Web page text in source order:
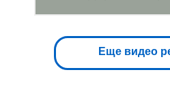
Еще видео